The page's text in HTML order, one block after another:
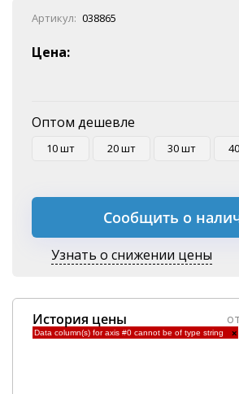
Наличные
Эквайринг
Артикул: 038865
Цена:
Оптом дешевле
10 шт 20 шт 30 шт
Сообщить о
Узнать о снижении цены
История цены от
Data column(s) for axis #0 cannot be of type string ×